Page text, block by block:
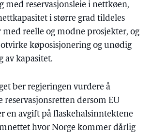
med reservasjonsleie i nettkøen,
i større grad tildeles
med reelle og modne prosjekter, og
køposisjonering og unødig
av kapasitet.
ber regjeringen vurdere å
reservasjonsretten dersom EU
en avgift på flaskehalsinntektene
hvor Norge kommer dårlig